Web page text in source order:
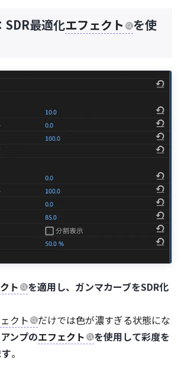
SDR最適化エフェクト
を使
ト
を適用し、ガンマカーブをSDR化
クト
だけでは色が濃すぎる状態にな
ンプのエフェクト
を使用して彩度を
。